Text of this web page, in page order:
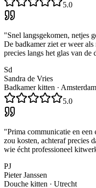
5.0
"Snel langsgekomen, netjes
De badkamer ziet er weer
precies langs het glas van
Sd
Sandra de Vries
Badkamer kitten · Amsterdam
5.0
"Prima communicatie en
zou kosten, achteraf precies
wie écht professioneel
PJ
Pieter Janssen
Douche kitten · Utrecht